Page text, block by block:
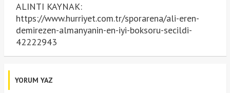
ALINTI KAYNAK:
https://www.hurriyet.com.tr/sporarena/ali-eren-
demirezen-almanyanin-en-iyi-boksoru-secildi-
42222943
YORUM YAZ